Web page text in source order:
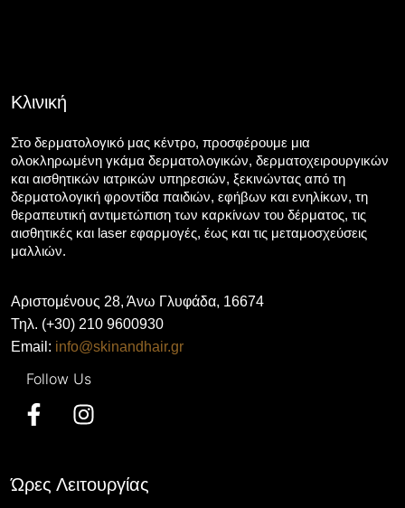
Κλινική
Στο δερματολογικό μας κέντρο, προσφέρουμε μια
ολοκληρωμένη γκάμα δερματολογικών, δερματοχειρουργικών
και αισθητικών ιατρικών υπηρεσιών, ξεκινώντας από τη
δερματολογική φροντίδα παιδιών, εφήβων και ενηλίκων, τη
θεραπευτική αντιμετώπιση των καρκίνων του δέρματος, τις
αισθητικές και laser εφαρμογές, έως και τις μεταμοσχεύσεις
μαλλιών.
Αριστομένους 28, Άνω Γλυφάδα, 16674
Τηλ. (+30) 210 9600930
Email: info@skinandhair.gr
Ώρες Λειτουργίας